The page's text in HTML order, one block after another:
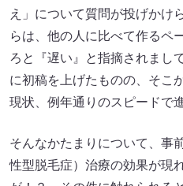
え」について質問が投げかけ
らは、他の人に比べて作るペ
ろと『遅い』と指摘されま
に初稿を上げたものの、そこ
現状、例年通りのスピードで
そんなかたまりについて、事
性型脱毛症）治療の効果が現